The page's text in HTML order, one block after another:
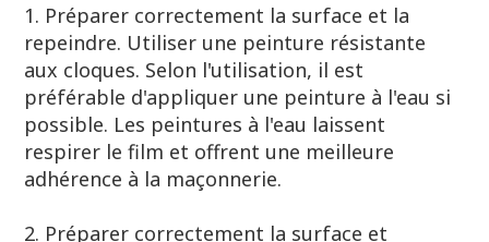
1. Préparer correctement la surface et la
repeindre. Utiliser une peinture résistante
aux cloques. Selon l'utilisation, il est
préférable d'appliquer une peinture à l'eau si
possible. Les peintures à l'eau laissent
respirer le film et offrent une meilleure
adhérence à la maçonnerie.
2. Préparer correctement la surface et